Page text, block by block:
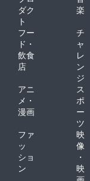
ダク
ト
楽
フー
ド・
飲食
店
チ
ャ
レ
ン
ジ
アニ
メ・
漫画
ス
ポ
ー
ツ
ファ
ッ
ショ
ン
映
像
・
映